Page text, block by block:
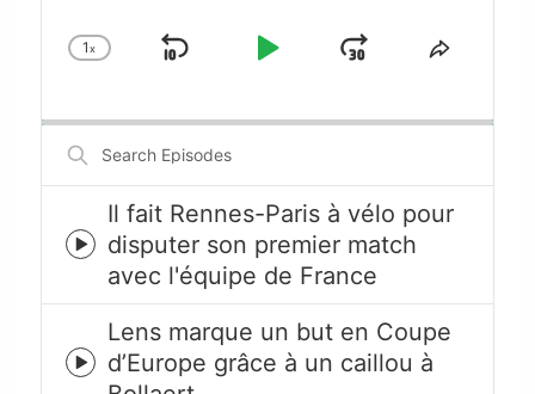
Change
1x
Skip
Play
JumpShare
Search
Episodes
Episode
play
icon
Il fait Rennes-Paris à vélo pour
disputer son premier match
avec l'équipe de France
Episode
Lens marque un but en Coupe
d’Europe grâce à un caillou à